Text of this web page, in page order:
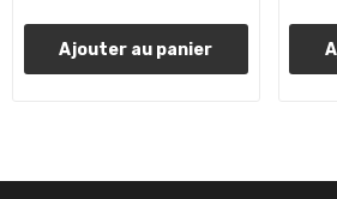
Ajouter au panier